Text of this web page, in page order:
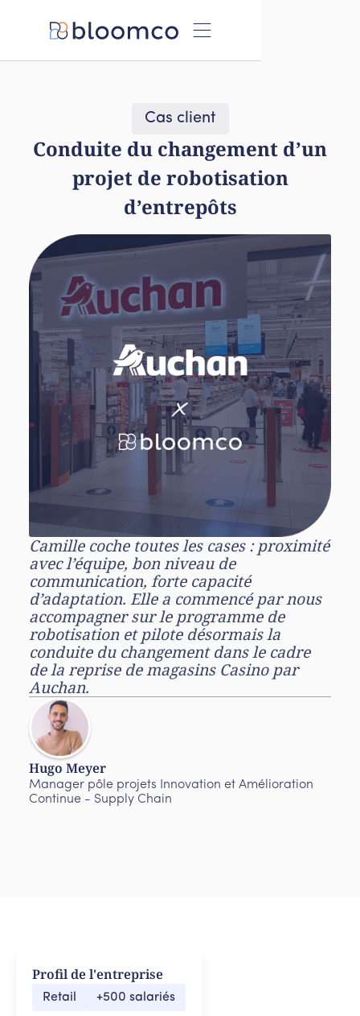
Cas client
Conduite du changement d’un
projet de robotisation
d’entrepôts
Camille coche toutes les cases : proximité
avec l’équipe, bon niveau de
communication, forte capacité
d’adaptation. Elle a commencé par nous
accompagner sur le programme de
robotisation et pilote désormais la
conduite du changement dans le cadre
de la reprise de magasins Casino par
Auchan.
Hugo Meyer
Manager pôle projets Innovation et Amélioration
Continue - Supply Chain
Profil de l'entreprise
Retail +500 salariés